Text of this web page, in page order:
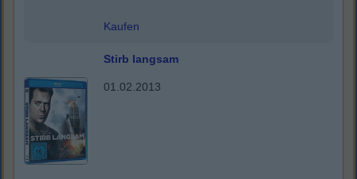
Kaufen
Stirb langsam
01.02.2013